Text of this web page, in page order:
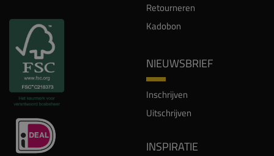
Retourneren
Kadobon
NIEUWSBRIEF
Inschrijven
Uitschrijven
INSPIRATIE